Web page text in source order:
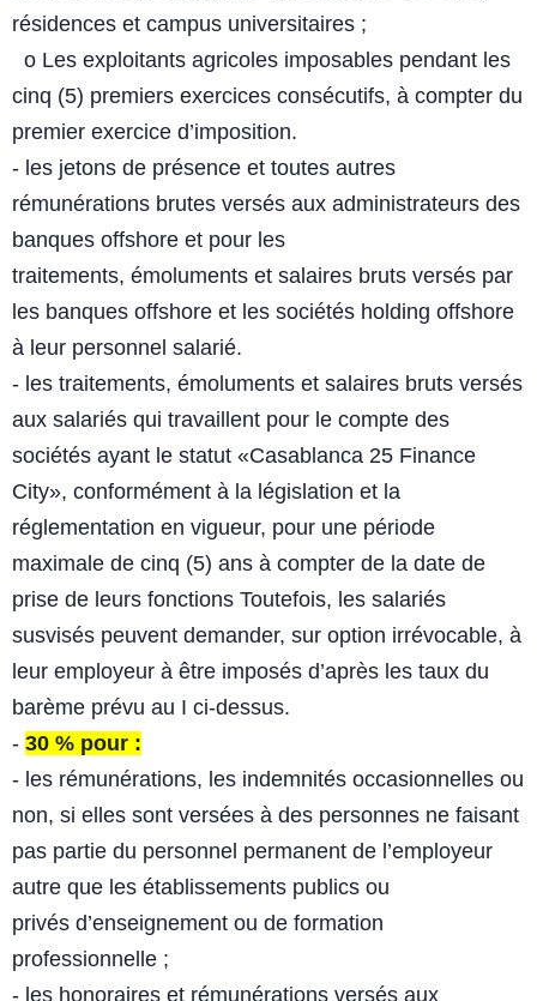
résidences et campus universitaires ;
o Les exploitants agricoles imposables pendant les
cinq (5) premiers exercices consécutifs, à compter du
premier exercice d’imposition.
- les jetons de présence et toutes autres
rémunérations brutes versés aux administrateurs des
banques offshore et pour les
traitements, émoluments et salaires bruts versés par
les banques offshore et les sociétés holding offshore
à leur personnel salarié.
- les traitements, émoluments et salaires bruts versés
aux salariés qui travaillent pour le compte des
sociétés ayant le statut «Casablanca 25 Finance
City», conformément à la législation et la
réglementation en vigueur, pour une période
maximale de cinq (5) ans à compter de la date de
prise de leurs fonctions Toutefois, les salariés
susvisés peuvent demander, sur option irrévocable, à
leur employeur à être imposés d’après les taux du
barème prévu au I ci-dessus.
- 30 % pour :
- les rémunérations, les indemnités occasionnelles ou
non, si elles sont versées à des personnes ne faisant
pas partie du personnel permanent de l’employeur
autre que les établissements publics ou
privés d’enseignement ou de formation
professionnelle ;
- les honoraires et rémunérations versés aux